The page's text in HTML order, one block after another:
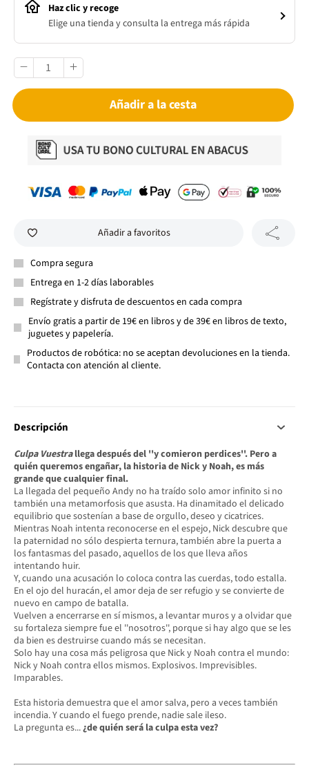
Haz clic y recoge
Elige una tienda y consulta la entrega más rápida
Añadir a la cesta
Añadir a favoritos
Compra segura
Entrega en 1-2 días laborables
Regístrate y disfruta de descuentos en cada compra
Envío gratis a partir de 19€ en libros y de 39€ en libros de texto,
juguetes y papelería.
Productos de robótica: no se aceptan devoluciones en la tienda.
Contacta con atención al cliente.
Descripción
Culpa Vuestrallega después del ''y comieron perdices''. Pero a
quién queremos engañar, la historia de Nick y Noah, es más
grande que cualquier final.
La llegada del pequeño Andy no ha traído solo amor infinito si no
también una metamorfosis que asusta. Ha dinamitado el delicado
equilibrio que sostenían a base de orgullo, deseo y cicatrices.
Mientras Noah intenta reconocerse en el espejo, Nick descubre que
la paternidad no sólo despierta ternura, también abre la puerta a
los fantasmas del pasado, aquellos de los que lleva años
intentando huir.
Y, cuando una acusación lo coloca contra las cuerdas, todo estalla.
En el ojo del huracán, el amor deja de ser refugio y se convierte de
nuevo en campo de batalla.
Vuelven a encerrarse en sí mismos, a levantar muros y a olvidar que
su fortaleza siempre fue el ''nosotros'', porque si hay algo que se les
da bien es destruirse cuando más se necesitan.
Solo hay una cosa más peligrosa que Nick y Noah contra el mundo:
Nick y Noah contra ellos mismos. Explosivos. Imprevisibles.
Imparables.
Esta historia demuestra que el amor salva, pero a veces también
incendia. Y cuando el fuego prende, nadie sale ileso.
La pregunta es...¿de quién será la culpa esta vez?